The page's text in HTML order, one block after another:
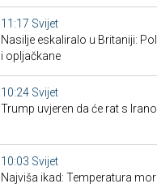
11:17 Svijet
Nasilje eskaliralo u Britaniji:
i opljačkane
10:24 Svijet
Trump uvjeren da će rat s
10:03 Svijet
Najviša ikad: Temperatura